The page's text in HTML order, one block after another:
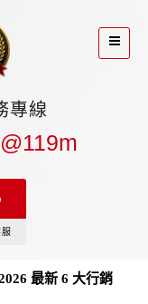
專線
最新 6 大行銷